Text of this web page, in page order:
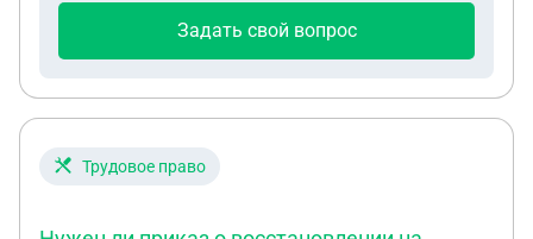
специфические противопожарные требования при
Задать свой вопрос
Трудовое право